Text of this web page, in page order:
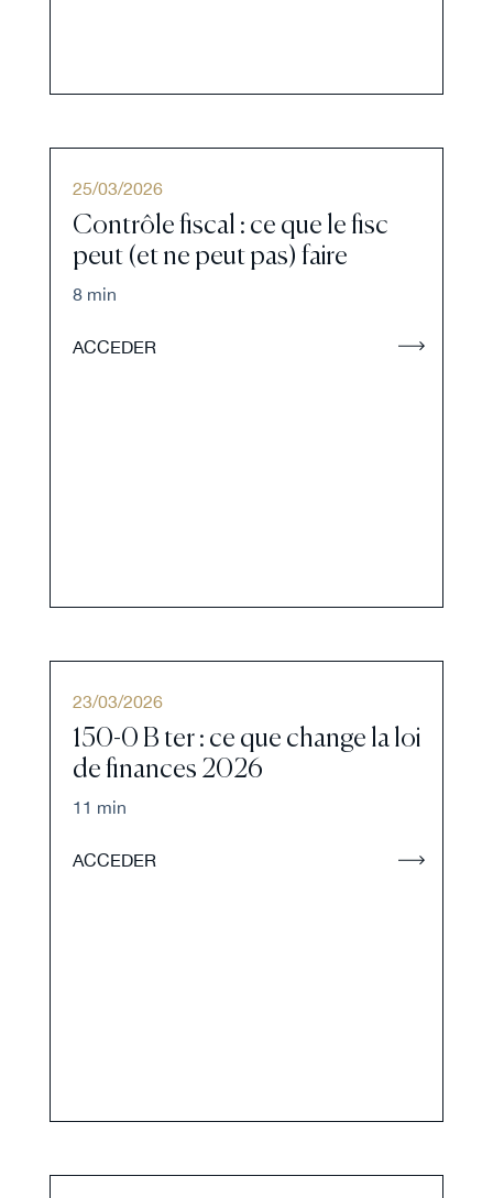
25/03/2026
Contrôle fiscal : ce que le fisc
peut (et ne peut pas) faire
8 min
ACCEDER
23/03/2026
150-0 B ter : ce que change la loi
de finances 2026
11 min
ACCEDER